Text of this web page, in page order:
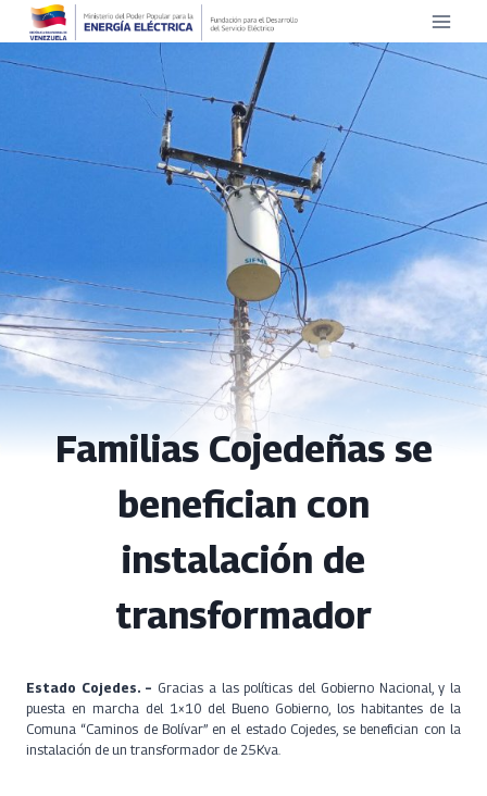
Saltar
Familias Cojedeñas se
benefician con
instalación de
transformador
Estado Cojedes. – Gracias a las políticas del Gobierno Nacional, y la
puesta en marcha del 1×10 del Bueno Gobierno, los habitantes de la
Comuna “Caminos de Bolívar” en el estado Cojedes, se benefician con la
instalación de un transformador de 25Kva.